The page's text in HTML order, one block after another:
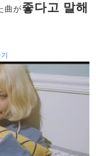
曲が좋다고 말해